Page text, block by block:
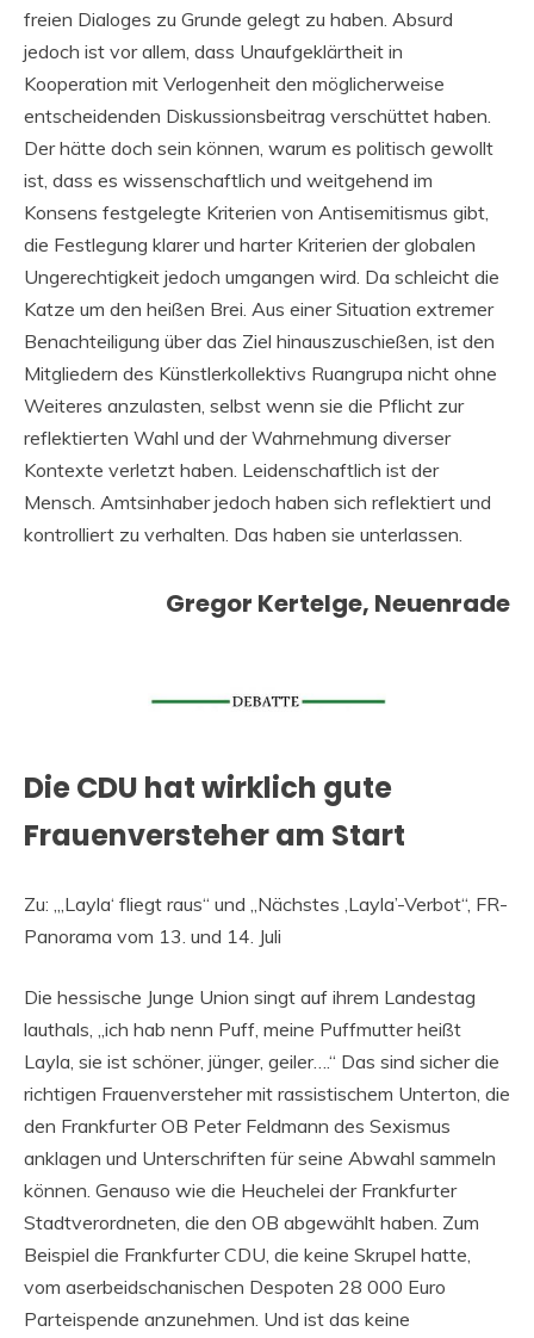
freien Dialoges zu Grunde gelegt zu haben. Absurd
jedoch ist vor allem, dass Unaufgeklärtheit in
Kooperation mit Verlogenheit den möglicherweise
entscheidenden Diskussionsbeitrag verschüttet haben.
Der hätte doch sein können, warum es politisch gewollt
ist, dass es wissenschaftlich und weitgehend im
Konsens festgelegte Kriterien von Antisemitismus gibt,
die Festlegung klarer und harter Kriterien der globalen
Ungerechtigkeit jedoch umgangen wird. Da schleicht die
Katze um den heißen Brei. Aus einer Situation extremer
Benachteiligung über das Ziel hinauszuschießen, ist den
Mitgliedern des Künstlerkollektivs Ruangrupa nicht ohne
Weiteres anzulasten, selbst wenn sie die Pflicht zur
reflektierten Wahl und der Wahrnehmung diverser
Kontexte verletzt haben. Leidenschaftlich ist der
Mensch. Amtsinhaber jedoch haben sich reflektiert und
kontrolliert zu verhalten. Das haben sie unterlassen.
Gregor Kertelge, Neuenrade
Die CDU hat wirklich gute
Frauenversteher am Start
Zu: „‚Layla‘ fliegt raus“ und „Nächstes ‚Layla’-Verbot“, FR-
Panorama vom 13. und 14. Juli
Die hessische Junge Union singt auf ihrem Landestag
lauthals, „ich hab nenn Puff, meine Puffmutter heißt
Layla, sie ist schöner, jünger, geiler….“ Das sind sicher die
richtigen Frauenversteher mit rassistischem Unterton, die
den Frankfurter OB Peter Feldmann des Sexismus
anklagen und Unterschriften für seine Abwahl sammeln
können. Genauso wie die Heuchelei der Frankfurter
Stadtverordneten, die den OB abgewählt haben. Zum
Beispiel die Frankfurter CDU, die keine Skrupel hatte,
vom aserbeidschanischen Despoten 28 000 Euro
Parteispende anzunehmen. Und ist das keine